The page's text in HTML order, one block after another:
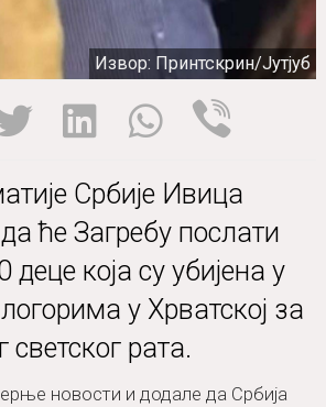
Извор: Принтскрин/Јутјуб
Србије Ивица
ће Загребу послати
која су убијена у
у Хрватској за
светског рата.
новости и додале да Србија